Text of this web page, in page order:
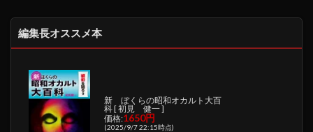
編集長オススメ本
新 ぼくらの昭和オカルト大百
科 [ 初見 健一 ]
価格:1650円
(2025/9/7 22:15時点)